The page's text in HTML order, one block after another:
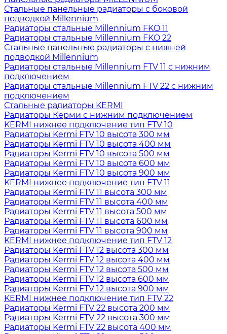
Стальные панельные радиаторы с боковой
подводкой Millennium
Радиаторы стальные Millennium FKO 11
Радиаторы стальные Millennium FKO 22
Стальные панельные радиаторы с нижней
подводкой Millennium
Радиаторы стальные Millennium FTV 11 с нижним
подключением
Радиаторы стальные Millennium FTV 22 с нижним
подключением
Стальные радиаторы KERMI
Радиаторы Керми с нижним подключением
KERMI нижнее подключение тип FTV 10
Радиаторы Kermi FTV 10 высота 300 мм
Радиаторы Kermi FTV 10 высота 400 мм
Радиаторы Kermi FTV 10 высота 500 мм
Радиаторы Kermi FTV 10 высота 600 мм
Радиаторы Kermi FTV 10 высота 900 мм
KERMI нижнее подключение тип FTV 11
Радиаторы Kermi FTV 11 высота 300 мм
Радиаторы Kermi FTV 11 высота 400 мм
Радиаторы Kermi FTV 11 высота 500 мм
Радиаторы Kermi FTV 11 высота 600 мм
Радиаторы Kermi FTV 11 высота 900 мм
KERMI нижнее подключение тип FTV 12
Радиаторы Kermi FTV 12 высота 300 мм
Радиаторы Kermi FTV 12 высота 400 мм
Радиаторы Kermi FTV 12 высота 500 мм
Радиаторы Kermi FTV 12 высота 600 мм
Радиаторы Kermi FTV 12 высота 900 мм
KERMI нижнее подключение тип FTV 22
Радиаторы Kermi FTV 22 высота 200 мм
Радиаторы Kermi FTV 22 высота 300 мм
Радиаторы Kermi FTV 22 высота 400 мм